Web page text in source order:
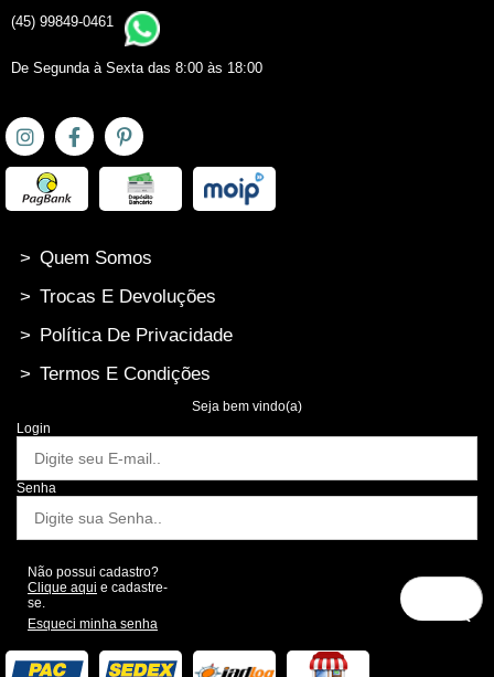
(45) 99849-0461
De Segunda à Sexta das 8:00 às 18:00
> Quem Somos
> Trocas E Devoluções
> Política De Privacidade
> Termos E Condições
Seja bem vindo(a)
Login
Senha
Não possui cadastro?
Clique aqui e cadastre-
se.
Esqueci minha senha